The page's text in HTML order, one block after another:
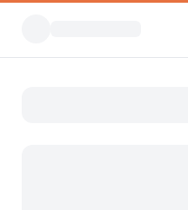
Camping en
Camping